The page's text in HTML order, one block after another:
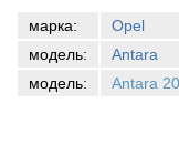
марка:
Opel
модель:
Antara
модель:
Antara